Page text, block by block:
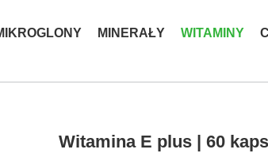
MINERAŁY WITAMINY
Witamina E plus | 60